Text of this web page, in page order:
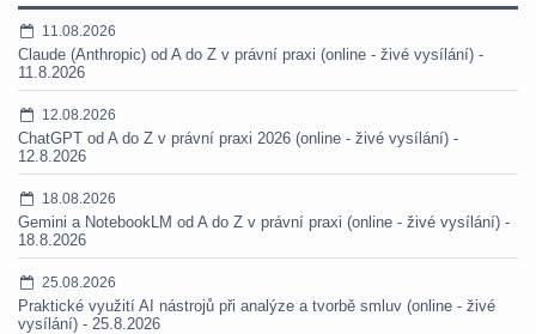
11.08.2026
Claude (Anthropic) od A do Z v právní praxi (online - živé vysílání) -
11.8.2026
12.08.2026
ChatGPT od A do Z v právní praxi 2026 (online - živé vysílání) -
12.8.2026
18.08.2026
Gemini a NotebookLM od A do Z v právní praxi (online - živé vysílání) -
18.8.2026
25.08.2026
Praktické využití AI nástrojů při analýze a tvorbě smluv (online - živé
vysílání) - 25.8.2026